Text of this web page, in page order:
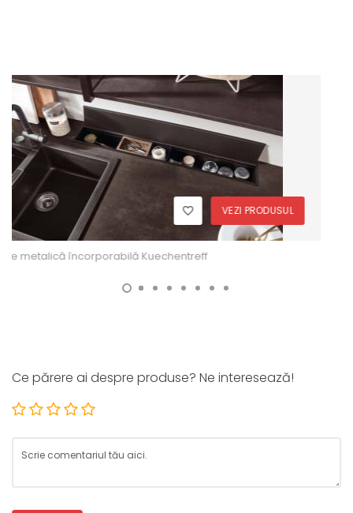
VEZI PRODUSUL
Panouri de perete Kuechentreff
Ce părere ai despre produse? Ne interesează!